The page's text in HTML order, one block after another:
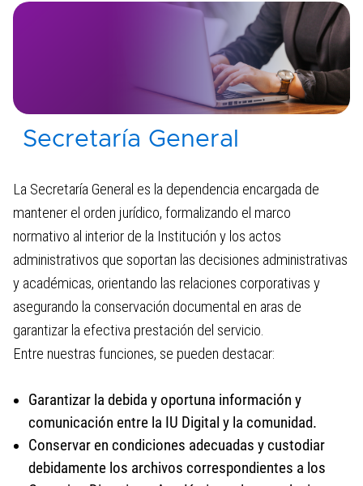
Gestión Documental
Atención al Ciudadano
Control Disciplinario
Secretaría General
La Secretaría General es la dependencia encargada de
mantener el orden jurídico, formalizando el marco
normativo al interior de la Institución y los actos
administrativos que soportan las decisiones administrativas
y académicas, orientando las relaciones corporativas y
asegurando la conservación documental en aras de
garantizar la efectiva prestación del servicio.
Entre nuestras funciones, se pueden destacar:
Garantizar la debida y oportuna información y
comunicación entre la IU Digital y la comunidad.
Conservar en condiciones adecuadas y custodiar
debidamente los archivos correspondientes a los